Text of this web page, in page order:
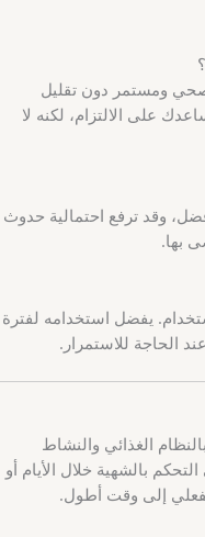
صحي ومستمر دون تقليل
على الالتزام، لكنه لا
وقد ترفع احتمالية حدوث
بها.
يفضل استخدامه لفترة
الحاجة للاستمرار.
الغذائي والنشاط
بالشهية خلال الأيام أو
إلى وقت أطول.